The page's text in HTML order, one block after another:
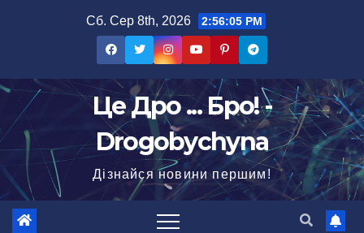
Сб. Сер 8th, 2026 2:56:06 PM
Це Дро ... Бро! -
Drogobychyna
Дізнайся новини першим!